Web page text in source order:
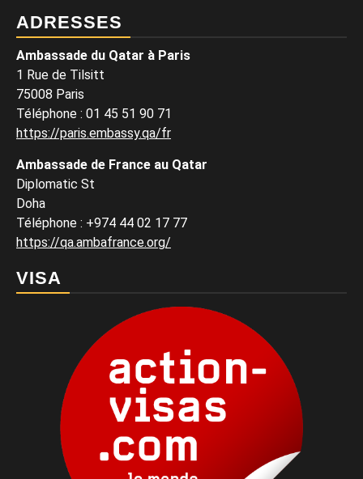
ADRESSES
Ambassade du Qatar à Paris
1 Rue de Tilsitt
75008 Paris
Téléphone : 01 45 51 90 71
https://paris.embassy.qa/fr
Ambassade de France au Qatar
Diplomatic St
Doha
Téléphone : +974 44 02 17 77
https://qa.ambafrance.org/
VISA